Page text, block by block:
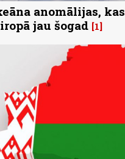
anomālijas,
jau šogad 1